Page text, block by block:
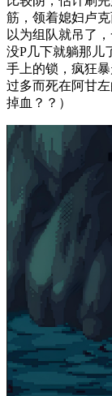
筋，领着媳妇卢
以为组队就吊了
没P几下就躺那儿
手上的锁，疯狂
过多而死在阿甘
掉血？？）